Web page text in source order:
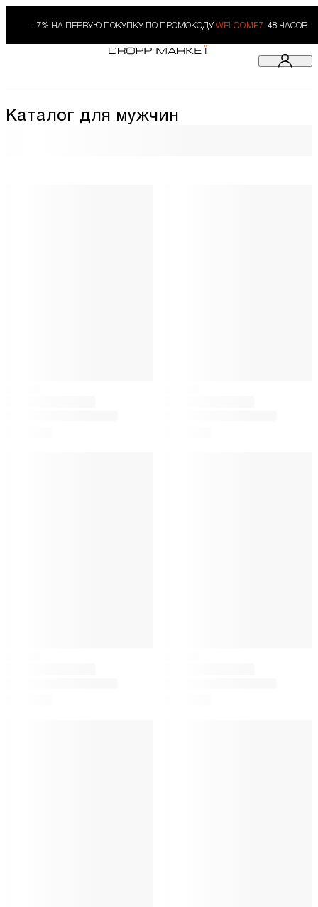
-7% НА ПЕРВУЮ ПОКУПКУ ПО ПРОМОКОДУ WELCOME7. 48 ЧАСОВ
Каталог для мужчин